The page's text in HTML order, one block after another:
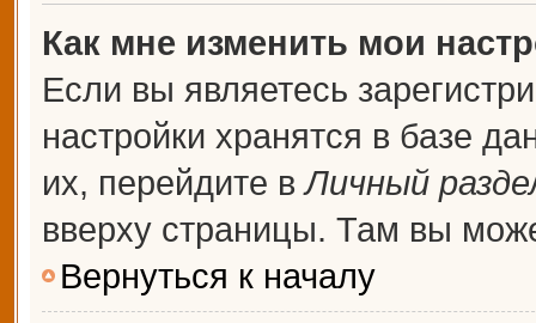
Как мне изменить мои
Если вы являетесь
настройки хранятся в базе
их, перейдите вЛичный
вверху страницы. Там вы
Вернуться к началу